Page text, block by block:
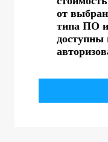
от
типа ПО
доступны